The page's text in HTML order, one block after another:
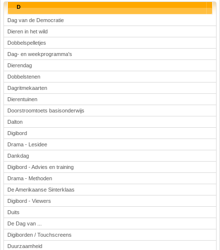
D
Dag van de Democratie
Dieren in het wild
Dobbelspelletjes
Dag- en weekprogramma's
Dierendag
Dobbelstenen
Dagritmekaarten
Dierentuinen
Doorstroomtoets basisonderwijs
Dalton
Digibord
Drama - Lesidee
Dankdag
Digibord - Advies en training
Drama - Methoden
De Amerikaanse Sinterklaas
Digibord - Viewers
Duits
De Dag van ...
Digiborden / Touchscreens
Duurzaamheid